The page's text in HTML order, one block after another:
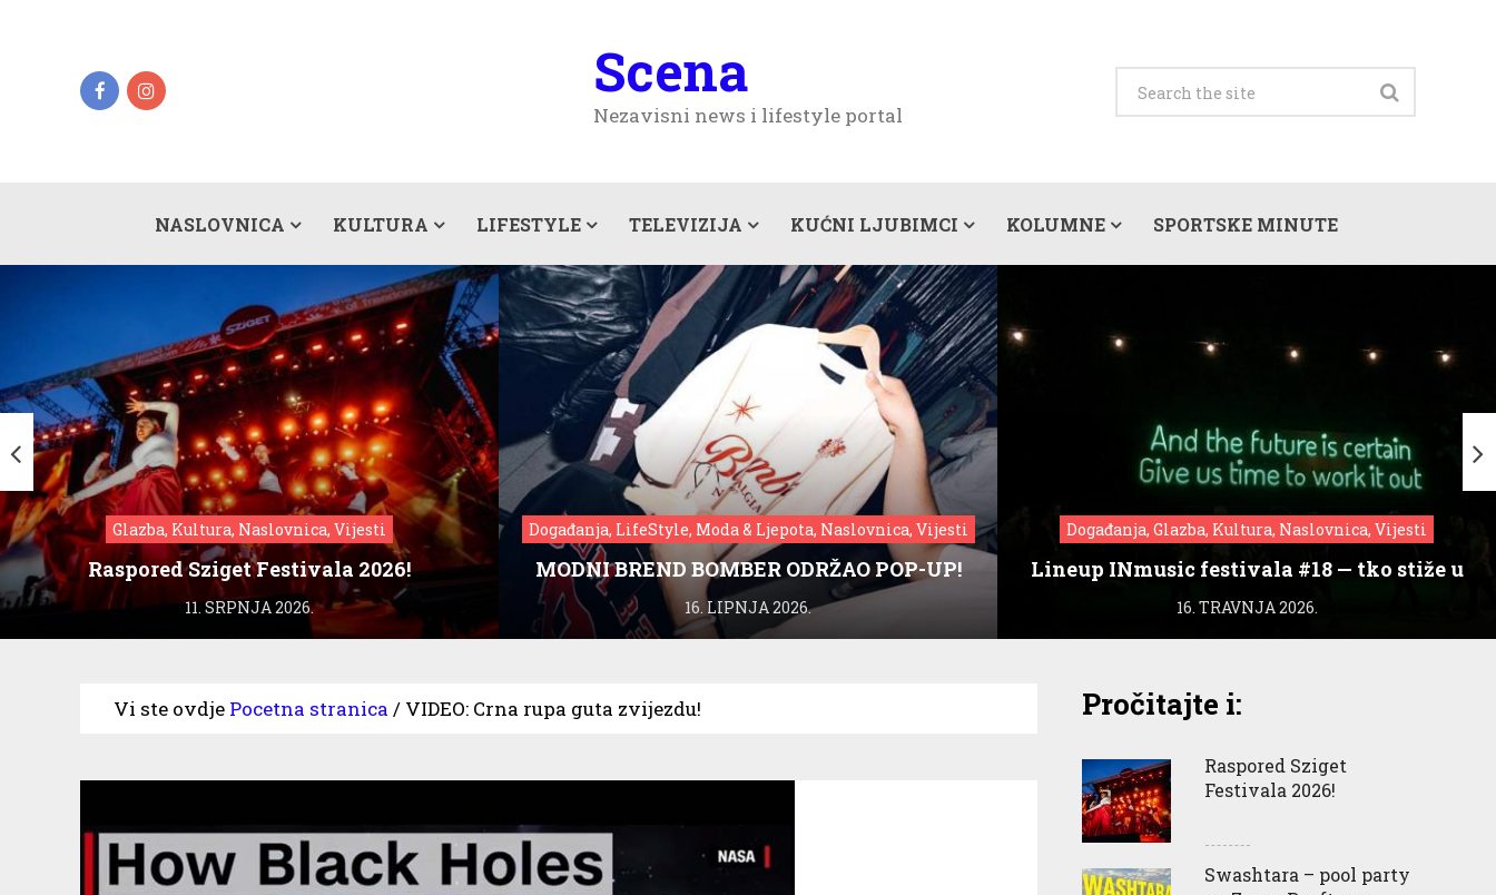
Scena
Nezavisni news i lifestyle portal
NASLOVNICA KULTURA LIFESTYLE TELEVIZIJA KUĆNI LJUBIMCI KOLUMNE SPORTSKE MINUTE
Glazba, Kultura, Naslovnica, Vijesti
Raspored Sziget Festivala 2026!
11. SRPNJA 2026.
Događanja, LifeStyle, Moda & Ljepota, Naslovnica, Vijesti
MODNI BREND BOMBER ODRŽAO POP-UP!
16. LIPNJA 2026.
Događanja, Glazba, Kultura, Naslovnica, Vijesti
Lineup INmusic festivala #18 — tko stiže u
Zagreb?
16. TRAVNJA 2026.
Vi ste ovdje Pocetna stranica / VIDEO: Crna rupa guta zvijezdu! Pročitajte i:
Raspored Sziget
Festivala 2026!
Swashtara – pool party